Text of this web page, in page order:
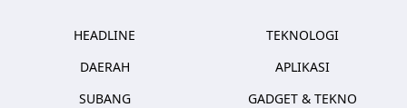
HEADLINE
DAERAH
SUBANG
TEKNOLOGI
APLIKASI
GADGET & TEKNO